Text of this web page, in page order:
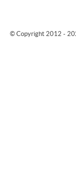
© Copyright 2012 -